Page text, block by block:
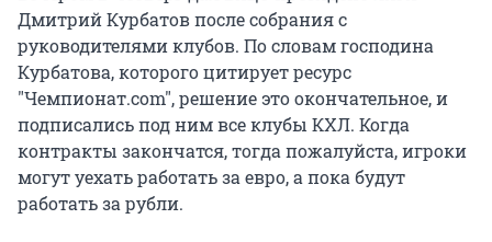
Дмитрий Курбатов после собрания с
руководителями клубов. По словам господина
Курбатова, которого цитирует ресурс
"Чемпионат.com", решение это окончательное, и
подписались под ним все клубы КХЛ. Когда
контракты закончатся, тогда пожалуйста, игроки
могут уехать работать за евро, а пока будут
работать за рубли.